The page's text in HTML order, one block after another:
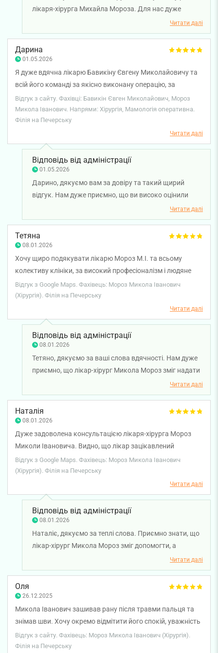
лікаря-хірурга Михайла Мороза. Для нас дуже
важливо, що ви відзначили його професіоналізм і
досвід. Бажаємо вам міцного здоров'я!
Читати далі
Дарина
01.05.2026
Я дуже вдячна лікарю Бавикіну Євгену Миколайовичу та
всій його команді за якісно виконану операцію, за
чуйність та підтримку упродовж весь цей час. Хочу ще
подякувати Морозу М.І. і виділити медперсонал. Буду
рекомендувати, ще раз дуже дякую ❤️❤️❤️
Відгук з сайту. Фахівці: Бавикін Євген Миколайович, Мороз
Микола Іванович. Напрями: Хірургія, Мамологія оперативна.
Філія на Печерську
Читати далі
Відповідь від адміністрації
01.05.2026
Дарино, дякуємо вам за довіру та такий щирий
відгук. Нам дуже приємно, що ви високо оцінили
професіоналізм лікаря-мамолога Євгена Бавикіна,
його команди та лікаря-хірурга Миколи Мороза.
Раді, що операція пройшла успішно, а підтримка
медичного персоналу була для вас відчутна на
кожному етапі. Бажаємо вам міцного здоров'я!
Читати далі
Тетяна
08.01.2026
Хочу щиро подякувати лікарю Мороз М.І. та всьому
колективу клініки, за високий професіоналізм і людяне
ставлення. Лікар уважно вислухав, детально пояснив
діагноз і план лікування, відповів на всі запитання.
Відчувалася турбота та щире бажання допомогти.
Рекомендую клініку всім, хто цінує якість і комфорт.
Відгук з Google Maps. Фахівець: Мороз Микола Іванович
(Хірургія). Філія на Печерську
Читати далі
Відповідь від адміністрації
08.01.2026
Тетяно, дякуємо за ваші слова вдячності. Нам дуже
приємно, що лікар-хірург Микола Мороз зміг надати
професійну та людяну підтримку. Бажаємо вам
міцного здоров'я!
Читати далі
Наталія
08.01.2026
Дуже задоволена консультацією лікаря-хірурга Мороз
Миколи Івановича. Видно, що лікар зацікавлений
допомогти. Лікування допомогло. На рецепції
адміністратори ввічливі, розрахували швидко і без черг.
Відгук з Google Maps. Фахівець: Мороз Микола Іванович
(Хірургія). Філія на Печерську
Читати далі
Відповідь від адміністрації
08.01.2026
Наталіє, дякуємо за теплі слова. Приємно знати, що
лікар-хірург Микола Мороз зміг допомогти, а
адміністрація забезпечила швидкий і зручний
прийом. Бажаємо вам міцного здоров'я!
Читати далі
Оля
26.12.2025
Микола Іванович зашивав рану після травми пальця та
знімав шви. Хочу окремо відмітити його спокій, уважність
і обережність у роботі! Він терпляче відповідав на всі мої
запитання (їх було чимало). Його виважений і
Відгук з сайту. Фахівець: Мороз Микола Іванович (Хірургія).
Філія на Печерську